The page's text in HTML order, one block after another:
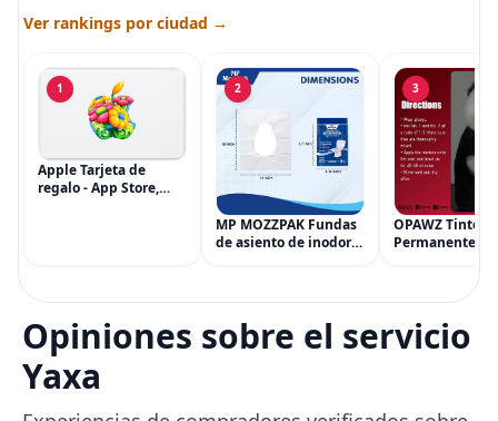
Ver rankings por ciudad →
1
Apple Tarjeta de
regalo - App Store,
2
MP MOZZPAK Fundas
de asiento de inodoro
para entrenamiento
3
OPAWZ Tinte
Permanente
Tinte para
Peluquería
una Década,
Opiniones sobre el servicio
Yaxa